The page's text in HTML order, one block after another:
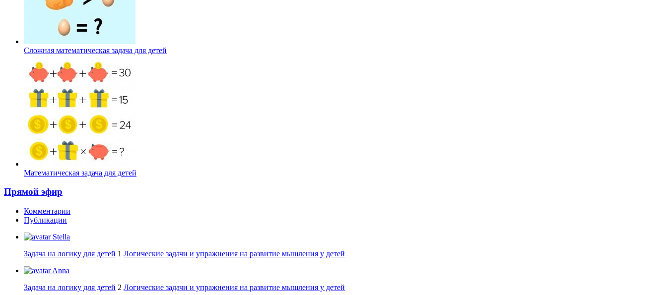
Сложная математическая задача для детей
Математическая задача для детей
Прямой эфир
Комментарии
Публикации
Stella
Задача на логику для детей 1 Логические задачи и упражнения на развитие мышления у детей
Anna
Задача на логику для детей 2 Логические задачи и упражнения на развитие мышления у детей